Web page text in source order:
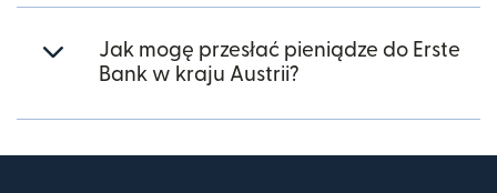
Jak mogę przesłać pieniądze do Erste
Bank w kraju Austrii?